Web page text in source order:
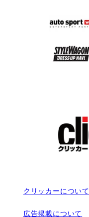
クリッカーについて
広告掲載について